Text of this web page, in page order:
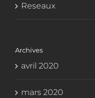
Reseaux
Archives
avril 2020
mars 2020